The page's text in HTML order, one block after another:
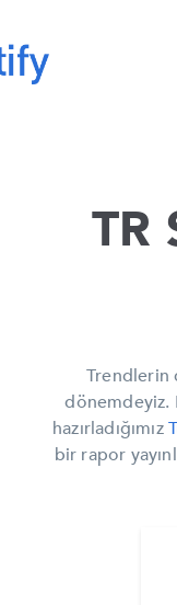
TR
Trendlerin
dönemdeyiz.
hazırladığımız
bir rapor